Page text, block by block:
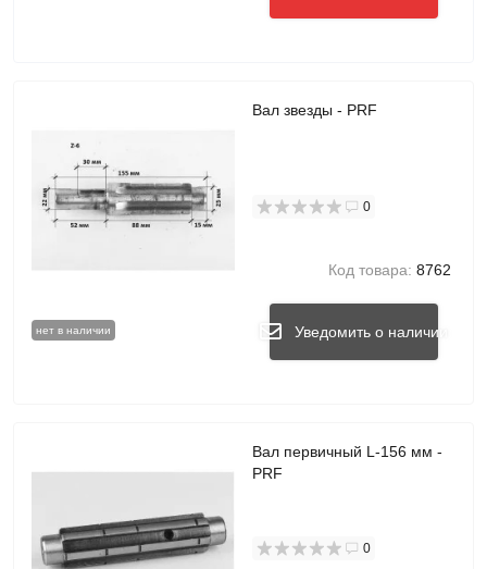
нет в наличии
Вал звезды - PRF
0
Код товара: 8762
Уведомить о наличии
Вал первичный L-156 мм -
PRF
0